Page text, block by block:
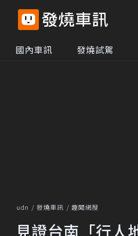
國內車訊 發燒試駕
udn 發燒車訊 趣聞網搜
見證台南「行人